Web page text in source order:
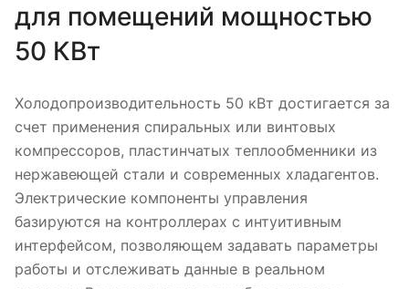
для помещений мощностью
50 КВт
Холодопроизводительность 50 кВт достигается за
счет применения спиральных или винтовых
компрессоров, пластинчатых теплообменники из
нержавеющей стали и современных хладагентов.
Электрические компоненты управления
базируются на контроллерах с интуитивным
интерфейсом, позволяющем задавать параметры
работы и отслеживать данные в реальном